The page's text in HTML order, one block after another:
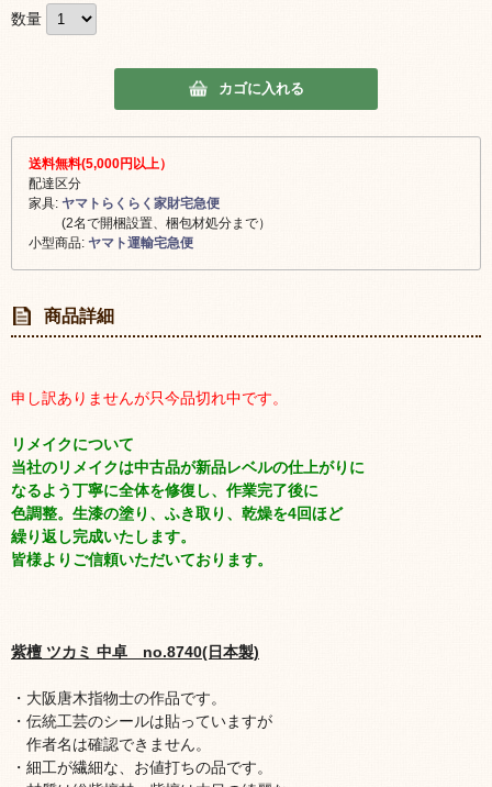
数量
カゴに入れる
送料無料(5,000円以上）
配達区分
家具: ヤマトらくらく家財宅急便
(2名で開梱設置、梱包材処分まで）
小型商品: ヤマト運輸宅急便
商品詳細
申し訳ありませんが只今品切れ中です。
リメイクについて
当社のリメイクは中古品が新品レベルの仕上がりに
なるよう丁寧に全体を修復し、作業完了後に
色調整。生漆の塗り、ふき取り、乾燥を4回ほど
繰り返し完成いたします。
皆様よりご信頼いただいております。
紫檀 ツカミ 中卓 no.8740(日本製)
・大阪唐木指物士の作品です。
・伝統工芸のシールは貼っていますが
作者名は確認できません。
・細工が繊細な、お値打ちの品です。